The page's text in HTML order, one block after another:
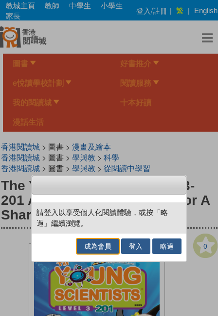
Skip
main
content
教城主頁 教師 中學生
小學生
家長
登入/註冊 | 繁 | English
圖書 好書推介
e悅讀學校計劃 閱讀服務
我的閱讀城 十本好讀
漫話生活
香港閱讀城> 圖書 > 漫畫及繪本
香港閱讀城> 圖書 > 學與教 > 科學
香港閱讀城> 圖書 > 學與教 > 從閱讀中學習
The Young Scientists Level 3-
201 A Sawfish Is Mistaken For A
Shark
0
請登入以享受個人化閱讀體驗，或按「略
過」繼續瀏覽。
成為會員 登入 略過